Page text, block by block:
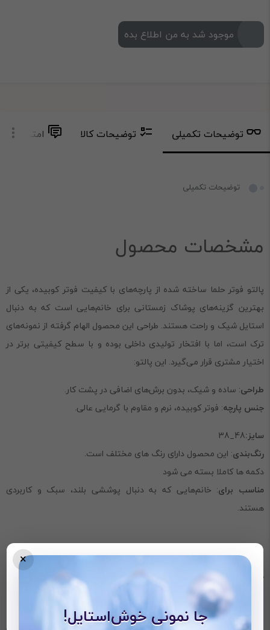
موجود شد به من اطلاع بده
توضیحات تکمیلی توضیحات کالا امتیاز و
توضیحات تکمیلی
مشخصات محصول
پالتو فوتر حلما ساخته شده از پارچه‌های با کیفیت فوتر کوبیده، یکی از
بهترین گزینه‌های پوشاک زمستانی برای خانم‌هایی است که به دنبال
استایل شیک و راحت هستند. طراحی این محصول الهام گرفته از نمونه‌های
ترک است، اما با افتخار تولیدی داخلی بوده و با سطح کیفیتی برتر در
اختیار مشتری قرار می‌گیرد. این پالتو:
طراحی: ساده و شیک، بدون برش‌های اضافی در پشت کار.
جنس پارچه: فوتر کوبیده، نرم و مقاوم با گرمایی عالی.
سایز:48_38
رنگ‌بندی: این محصول دارای رنگ های مختلف است.
دکمه ها کاملا بسته می شود
مناسب برای: خانم‌هایی که به دنبال پوششی بلند، سبک و کاربردی
هستند.
کاربردها
×
جا نمونی خوش‌استایل!